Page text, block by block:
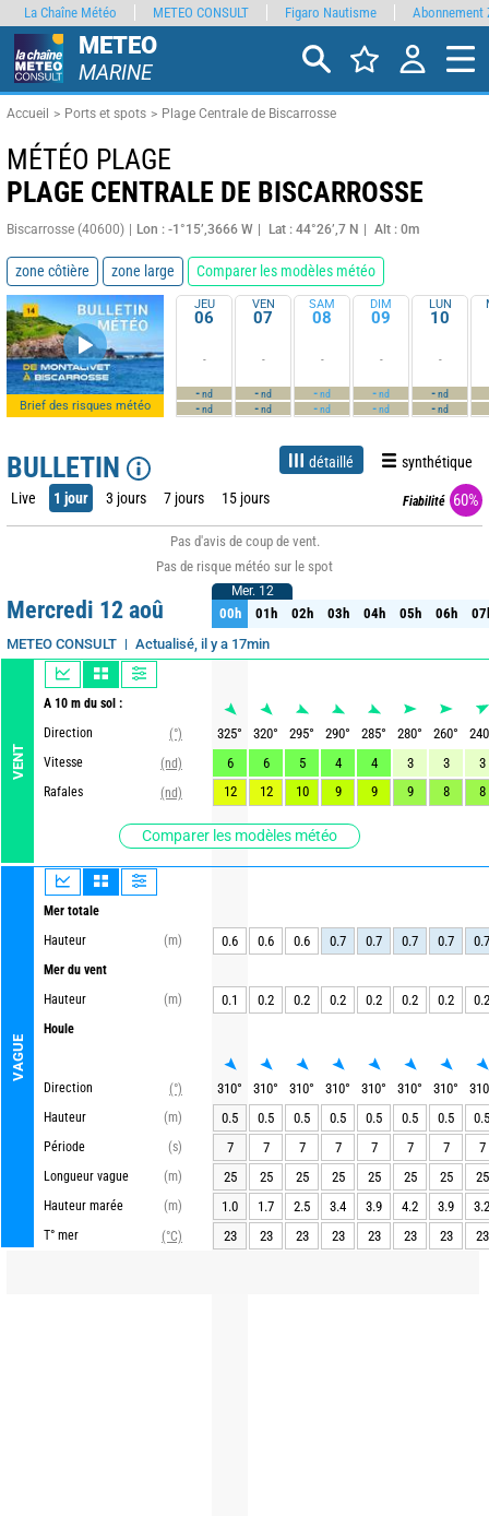
METEO
MARINE
Accueil Ports et spots Plage Centrale de Biscarrosse
MÉTÉO PLAGE
PLAGE CENTRALE DE BISCARROSSE
Biscarrosse (40600) Lon : -1°15’,3666 W Lat : 44°26’,7 N Alt : 0m
zone côtière zone large Comparer les modèles météo
Brief des risques météo
JEU
06
-
-nd
-nd
VEN
07
-
-nd
-nd
SAM
08
-
-nd
-nd
DIM
09
-
-nd
-nd
LUN
10
-
-nd
-nd
BULLETIN détaillé synthétique
Live 1 jour 3 jours 7 jours 15 jours Fiabilité 60%
Pas d'avis de coup de vent.
Pas de risque météo sur le spot
Mercredi 12 aoû
METEO CONSULT Actualisé, il y a 17min
VENT
A 10 m du sol :
Direction
(°)
Vitesse
(nd)
Rafales
(nd)
Comparer les modèles météo
VAGUE
Mer totale
Hauteur
(m)
Mer du vent
Hauteur
(m)
Houle
Direction
(°)
Hauteur
(m)
Période
(s)
Longueur vague
(m)
Hauteur marée
(m)
T° mer
(°C)
Mer. 12
00h 01h 02h 03h 04h 05h 06h
Mer. 12
00h 01h 02h 03h 04h 05h 06h
325° 320° 295° 290° 285° 280° 260°
240
6
6 5 4 4 3 3
3
12
12 10 9 9 9 8 8
0.6 0.6 0.6 0.7 0.7 0.7 0.7 0.7
0.1 0.2 0.2 0.2 0.2 0.2 0.2 0.2
310° 310° 310° 310° 310° 310° 310°
310
0.5
0.5 0.5 0.5 0.5 0.5 0.5
0.5
7
7 7 7 7 7 7
7
25
25 25 25 25 25 25
25
1.0
1.7 2.5 3.4 3.9 4.2 3.9
3.2
23
23 23 23 23 23 23 23
La Chaîne Météo METEO CONSULT Figaro Nautisme Abonnement